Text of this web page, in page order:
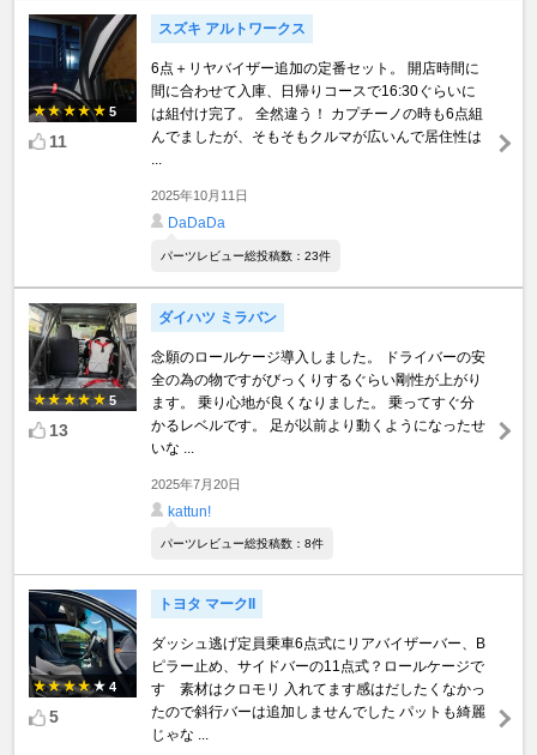
5
11
スズキ アルトワークス
6点＋リヤバイザー追加の定番セット。 開店時間に
間に合わせて入庫、日帰りコースで16:30ぐらいに
は組付け完了。 全然違う！ カプチーノの時も6点組
んでましたが、そもそもクルマが広いんで居住性は
2025年10月11日
DaDaDa
パーツレビュー総投稿数：23件
5
13
ダイハツ ミラバン
念願のロールケージ導入しました。 ドライバーの安
全の為の物ですがびっくりするぐらい剛性が上がり
ます。 乗り心地が良くなりました。 乗ってすぐ分
かるレベルです。 足が以前より動くようになったせ
いな ...
2025年7月20日
kattun!
パーツレビュー総投稿数：8件
4
5
トヨタ マークII
ダッシュ逃げ定員乗車6点式にリアバイザーバー、B
ピラー止め、サイドバーの11点式？ロールケージで
す 素材はクロモリ 入れてます感はだしたくなかっ
たので斜行バーは追加しませんでした パットも綺麗
じゃな ...